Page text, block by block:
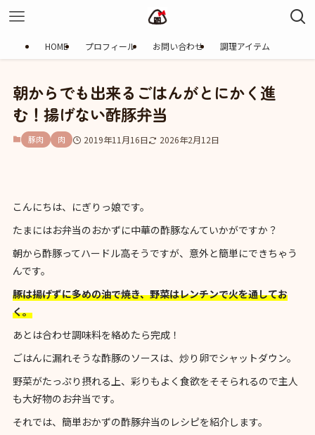
HOME プロフィール お問い合わせ 調理アイテム
朝からでも出来るごはんがとにかく進
む！揚げない酢豚弁当
豚肉 肉 2019年11月16日 2026年2月12日
こんにちは、にぎりっ娘です。
たまにはお弁当のおかずに中華の酢豚なんていかがですか？
朝から酢豚ってハードル高そうですが、意外と簡単にできちゃう
んです。
豚は揚げずに多めの油で焼き、野菜はレンチンで火を通してお
く。
あとは合わせ調味料を絡めたら完成！
ごはんに漏れそうな酢豚のソースは、炒り卵でシャットダウン。
野菜がたっぷり摂れる上、彩りもよく食欲をそそられるので主人
も大好物のお弁当です。
それでは、 簡単おかずの酢豚弁当のレシピを紹介します。